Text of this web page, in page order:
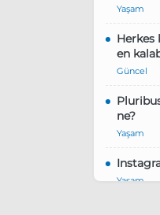
Yaşam
Herkes
en
Güncel
ne?
Yaşam
Yaşam